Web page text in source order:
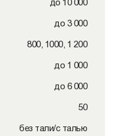
до 10 000
до 3 000
800, 1000, 1 200
до 1 000
до 6 000
50
без тали/с талью